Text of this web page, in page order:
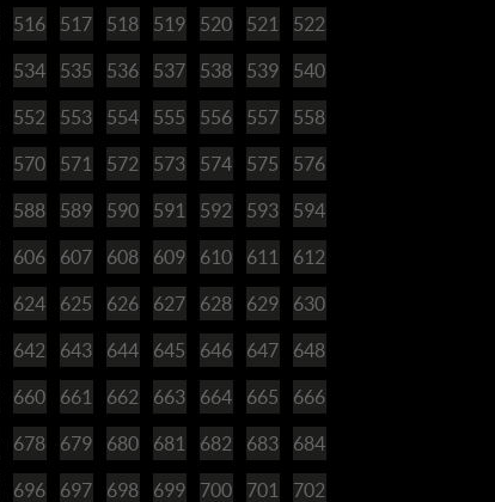
516 517 518 519 520 521 522
534 535 536 537 538 539 540
552 553 554 555 556 557 558
570 571 572 573 574 575 576
588 589 590 591 592 593 594
606 607 608 609 610 611 612
624 625 626 627 628 629 630
642 643 644 645 646 647 648
660 661 662 663 664 665 666
678 679 680 681 682 683 684
696 697 698 699 700 701 702